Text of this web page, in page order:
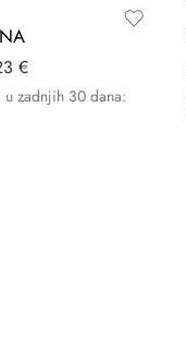
€
zadnjih 30 dana: